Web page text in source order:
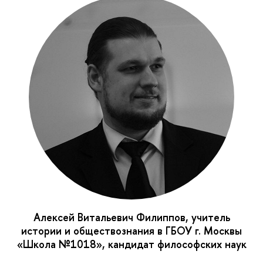
Алексей Витальевич Филиппов, учитель
истории и обществознания в ГБОУ г. Москвы
«Школа №1018», кандидат философских наук